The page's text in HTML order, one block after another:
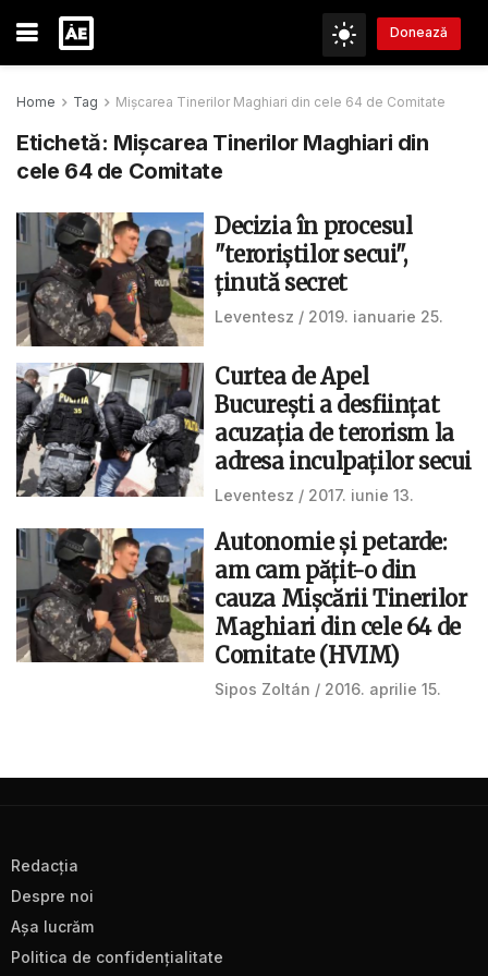
Donează
Home Tag Mişcarea Tinerilor Maghiari din cele 64 de Comitate
Etichetă: Mişcarea Tinerilor Maghiari din
cele 64 de Comitate
Decizia în procesul
"teroriştilor secui",
ţinută secret
Leventesz 2019. ianuarie 25.
Curtea de Apel
Bucureşti a desfiinţat
acuzaţia de terorism la
adresa inculpaţilor secui
Leventesz 2017. iunie 13.
Autonomie şi petarde:
am cam păţit-o din
cauza Mişcării Tinerilor
Maghiari din cele 64 de
Comitate (HVIM)
Sipos Zoltán 2016. aprilie 15.
Redacţia
Despre noi
Aşa lucrăm
Politica de confidenţialitate